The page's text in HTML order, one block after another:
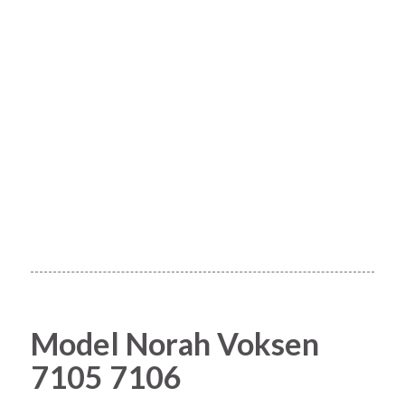
Model Norah Voksen
7105 7106